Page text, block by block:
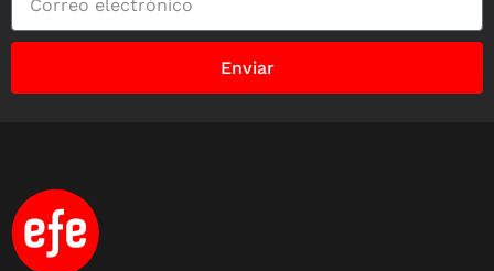
Enviar